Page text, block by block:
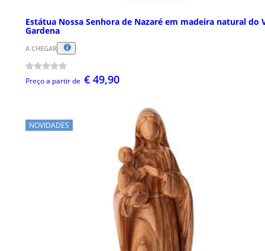
Estátua Nossa Senhora de Nazaré em madeira natural do
Gardena
A CHEGAR
Preço a partir de € 49,90
NOVIDADES